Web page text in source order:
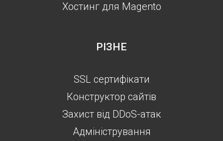
Хостинг для Magento
РІЗНЕ
SSL сертифікати
Конструктор сайтів
Захист від DDoS-атак
Aдміністрування